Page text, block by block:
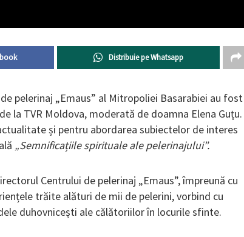
Distribuie pe Whatsapp
pelerinaj „Emaus” al Mitropoliei Basarabiei au fost
la TVR Moldova, moderată de doamna Elena Guțu.
și pentru abordarea subiectelor de interes
„Semnificațiile spirituale ale pelerinajului”.
Centrului de pelerinaj „Emaus”, împreună cu
trăite alături de mii de pelerini, vorbind cu
duhovnicești ale călătoriilor în locurile sfinte.